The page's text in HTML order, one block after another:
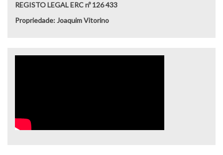
REGISTO LEGAL ERC nº 126 433
Propriedade: Joaquim Vitorino